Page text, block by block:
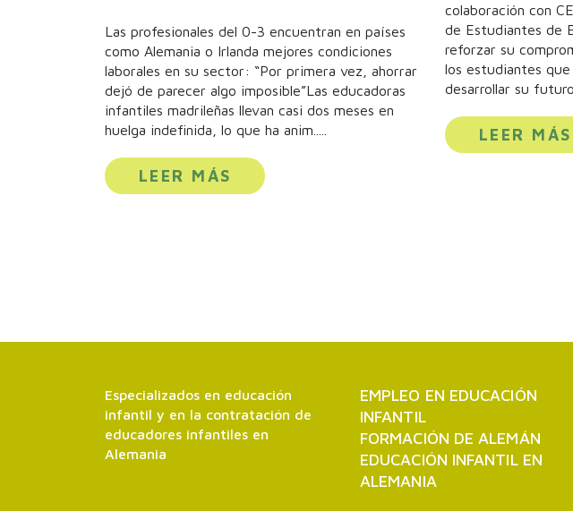
Las profesionales del 0-3 encuentran en países
como Alemania o Irlanda mejores condiciones
laborales en su sector: “Por primera vez, ahorrar
dejó de parecer algo imposible”Las educadoras
infantiles madrileñas llevan casi dos meses en
huelga indefinida, lo que ha anim.....
LEER MÁS
colaboración con
de Estudiantes de
reforzar su
los estudiantes
desarrollar su futuro
LEER MÁS
Especializados en educación
infantil y en la contratación de
educadores infantiles en
Alemania
EMPLEO EN EDUCACIÓN
INFANTIL
FORMACIÓN DE ALEMÁN
EDUCACIÓN INFANTIL EN
ALEMANIA